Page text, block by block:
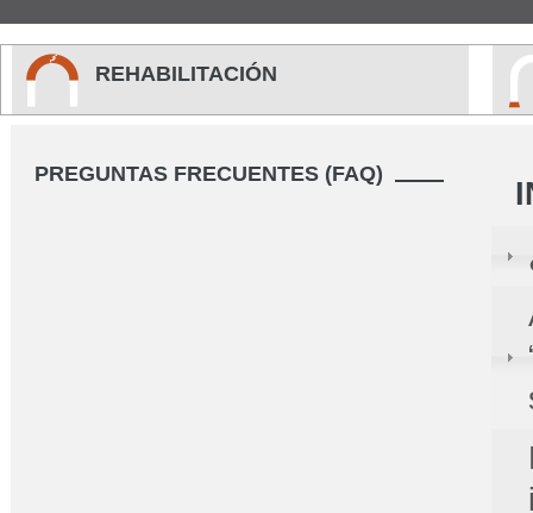
REHABILITACIÓN
PREGUNTAS FRECUENTES (FAQ)